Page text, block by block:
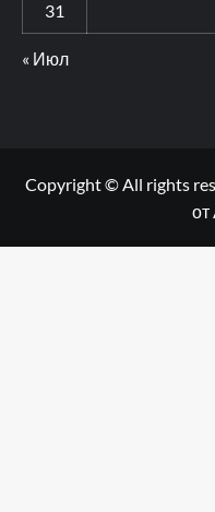
31
« Июл
Copyright © All rights
от